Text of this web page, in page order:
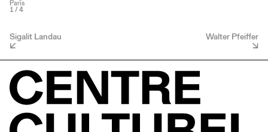
Paris
1 / 4
Sigalit Landau Walter Pfeiffer